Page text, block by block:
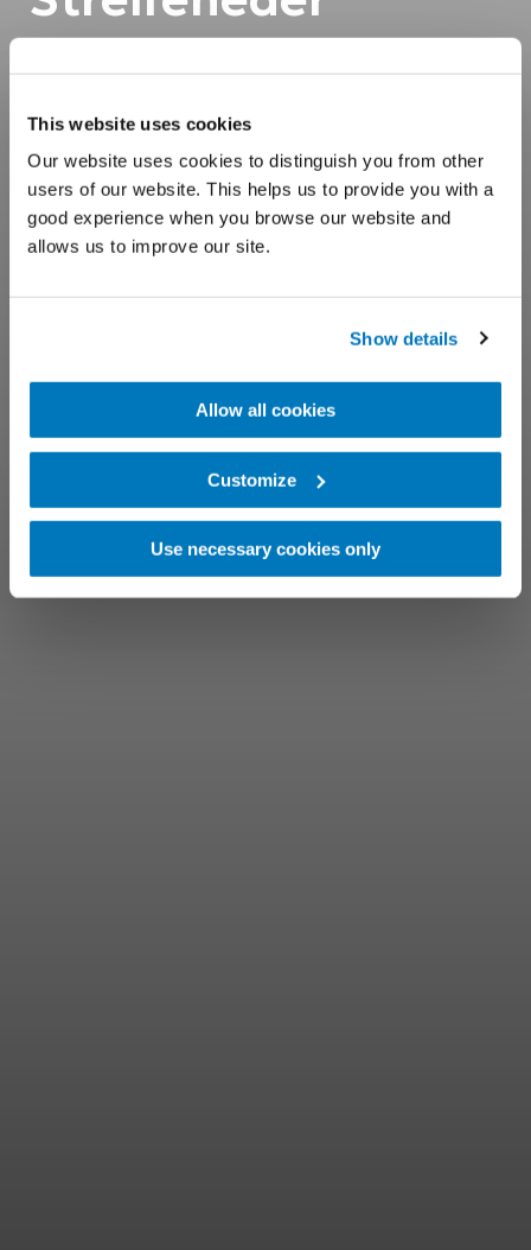
This website uses cookies
Our website uses cookies to distinguish you from other
users of our website. This helps us to provide you with a
good experience when you browse our website and
allows us to improve our site.
Show details
Allow all cookies
Customize
Use necessary cookies only